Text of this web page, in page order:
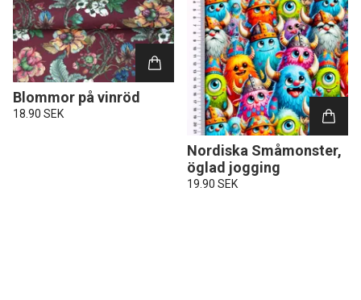
Blommor på vinröd
18.90 SEK
Nordiska Småmonster,
öglad jogging
19.90 SEK